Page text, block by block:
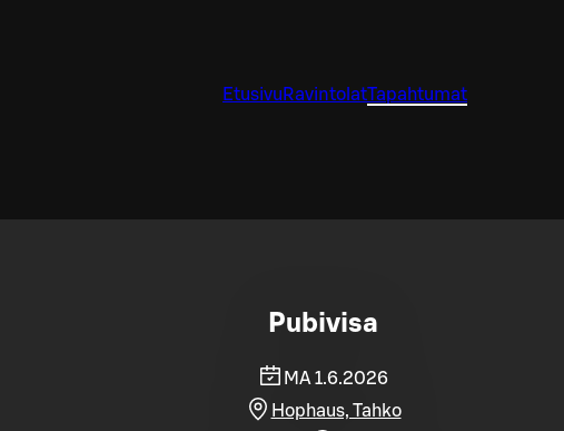
Etusivu RavintolatTapahtumat
Pubivisa
MA 1.6.2026
Hophaus, Tahko